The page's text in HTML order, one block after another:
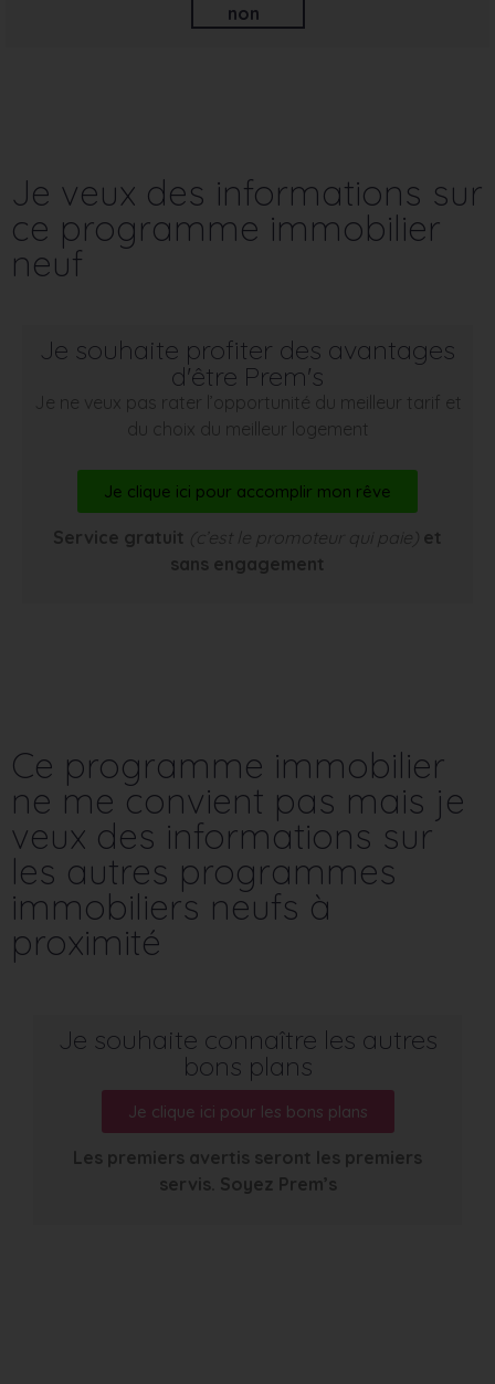
non
Je veux des informations sur
ce programme immobilier
neuf
Je souhaite profiter des avantages
d'être Prem's
Je ne veux pas rater l’opportunité du meilleur tarif et
du choix du meilleur logement
Je clique ici pour accomplir mon rêve
Service gratuit (c’est le promoteur qui paie) et
sans engagement
Ce programme immobilier
ne me convient pas mais je
veux des informations sur
les autres programmes
immobiliers neufs à
proximité
Je souhaite connaître les autres
bons plans
Je clique ici pour les bons plans
Les premiers avertis seront les premiers
servis. Soyez Prem’s